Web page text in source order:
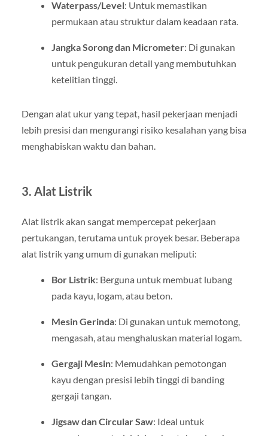
Waterpass/Level: Untuk memastikan
permukaan atau struktur dalam keadaan rata.
Jangka Sorong dan Micrometer: Di gunakan
untuk pengukuran detail yang membutuhkan
ketelitian tinggi.
Dengan alat ukur yang tepat, hasil pekerjaan menjadi
lebih presisi dan mengurangi risiko kesalahan yang bisa
menghabiskan waktu dan bahan.
3. Alat Listrik
Alat listrik akan sangat mempercepat pekerjaan
pertukangan, terutama untuk proyek besar. Beberapa
alat listrik yang umum di gunakan meliputi:
Bor Listrik: Berguna untuk membuat lubang
pada kayu, logam, atau beton.
Mesin Gerinda: Di gunakan untuk memotong,
mengasah, atau menghaluskan material logam.
Gergaji Mesin: Memudahkan pemotongan
kayu dengan presisi lebih tinggi di banding
gergaji tangan.
Jigsaw dan Circular Saw: Ideal untuk